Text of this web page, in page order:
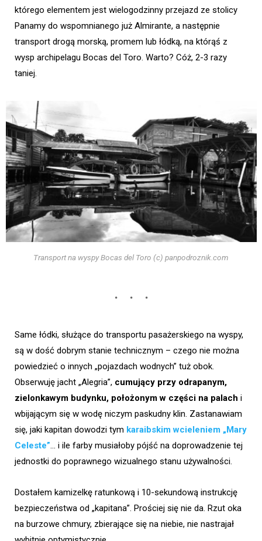
którego elementem jest wielogodzinny przejazd ze stolicy
Panamy do wspomnianego już Almirante, a następnie
transport drogą morską, promem lub łódką, na którąś z
wysp archipelagu Bocas del Toro. Warto? Cóż, 2-3 razy
taniej.
Transport na wyspy Bocas del Toro (c) panpodroznik.com
Same łódki, służące do transportu pasażerskiego na wyspy,
są w dość dobrym stanie technicznym – czego nie można
powiedzieć o innych „pojazdach wodnych” tuż obok.
Obserwuję jacht „Alegria”, cumujący przy odrapanym,
zielonkawym budynku, położonym w części na palach i
wbijającym się w wodę niczym paskudny klin. Zastanawiam
się, jaki kapitan dowodzi tym karaibskim wcieleniem „Mary
Celeste”… i ile farby musiałoby pójść na doprowadzenie tej
jednostki do poprawnego wizualnego stanu używalności.
Dostałem kamizelkę ratunkową i 10-sekundową instrukcję
bezpieczeństwa od „kapitana”. Prościej się nie da. Rzut oka
na burzowe chmury, zbierające się na niebie, nie nastrajał